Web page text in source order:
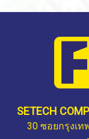
SETECH
30 ซอยกรุงเ